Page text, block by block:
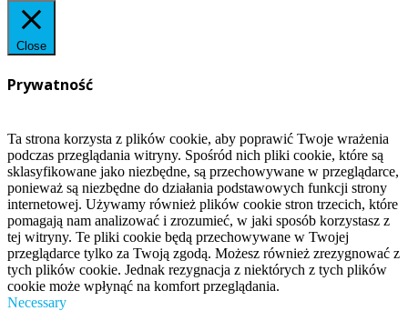
Close
Prywatność
Ta strona korzysta z plików cookie, aby poprawić Twoje wrażenia
podczas przeglądania witryny. Spośród nich pliki cookie, które są
sklasyfikowane jako niezbędne, są przechowywane w przeglądarce,
ponieważ są niezbędne do działania podstawowych funkcji strony
internetowej. Używamy również plików cookie stron trzecich, które
pomagają nam analizować i zrozumieć, w jaki sposób korzystasz z
tej witryny. Te pliki cookie będą przechowywane w Twojej
przeglądarce tylko za Twoją zgodą. Możesz również zrezygnować z
tych plików cookie. Jednak rezygnacja z niektórych z tych plików
cookie może wpłynąć na komfort przeglądania.
Necessary